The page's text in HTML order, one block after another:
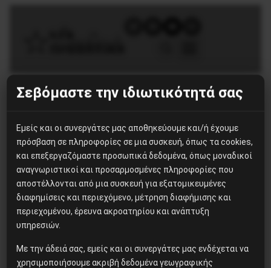
Ετικέτα:καπιτώλιο
Διεθνή
Πως είδαν οι γάλλοι και
ιταλοί «μυστικοί»
στο Καπιτώλιο
Σεβόμαστε την ιδιωτικότητά σας
Εμείς και οι συνεργάτες μας αποθηκεύουμε και/ή έχουμε
πρόσβαση σε πληροφορίες σε μια συσκευή, όπως τα cookies,
και επεξεργαζόμαστε προσωπικά δεδομένα, όπως μοναδικοί
αναγνωριστικοί και προσαρμοσμένες πληροφορίες που
αποστέλλονται από μια συσκευή για εξατομικευμένες
διαφημίσεις και περιεχόμενο, μέτρηση διαφήμισης και
περιεχομένου, έρευνα ακροατηρίου και ανάπτυξη
υπηρεσιών.
Με την άδειά σας, εμείς και οι συνεργάτες μας ενδέχεται να
χρησιμοποιήσουμε ακριβή δεδομένα γεωγραφικής